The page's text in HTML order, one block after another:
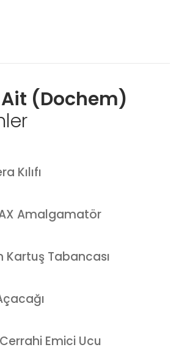
(Dochem)
Kılıfı
Amalgamatör
Kartuş Tabancası
Emici Ucu